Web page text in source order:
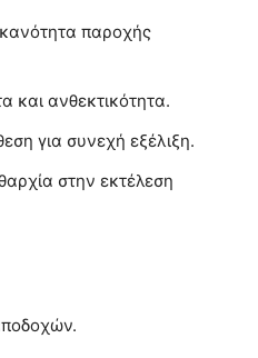
παροχής
και ανθεκτικότητα.
για συνεχή εξέλιξη.
στην εκτέλεση